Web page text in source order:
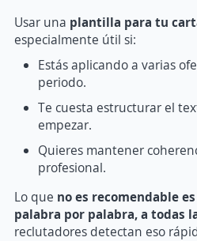
Usar una plantilla para tu
especialmente útil si:
Estás aplicando a varias
periodo.
Te cuesta estructurar el
empezar.
Quieres mantener
profesional.
Lo que no es recomendable
palabra por palabra, a todas
reclutadores detectan eso